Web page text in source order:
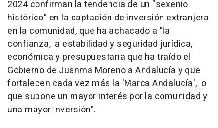
2024 confirman la tendencia de un "sexenio
histórico" en la captación de inversión extranjera
en la comunidad, que ha achacado a "la
confianza, la estabilidad y seguridad jurídica,
económica y presupuestaria que ha traído el
Gobierno de Juanma Moreno a Andalucía y que
fortalecen cada vez más la 'Marca Andalucía', lo
que supone un mayor interés por la comunidad y
una mayor inversión".